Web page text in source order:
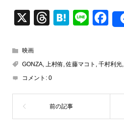
X
T
a
d
s
H
n
Li
F
e
o
映画
GONZA, 上村侑,佐藤マコト , 千村利光,
コメント: 0